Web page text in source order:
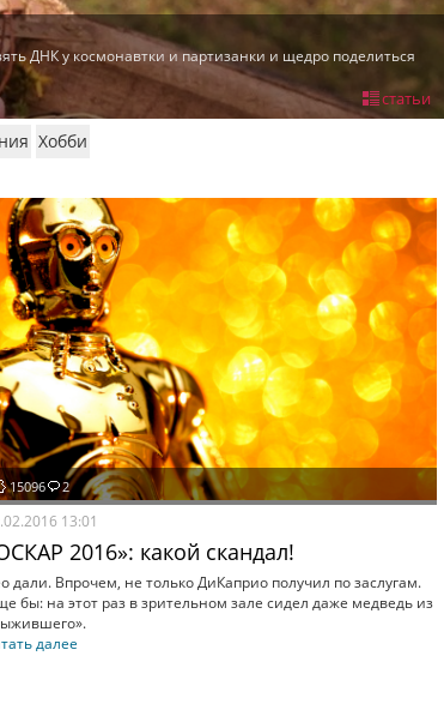
ДНК у космонавтки и партизанки и щедро поделиться
статьи
Хобби
15096 2
13:01
2016»: какой скандал!
дали. Впрочем, не только ДиКаприо получил по заслугам.
бы: на этот раз в зрительном зале сидел даже медведь из
далее